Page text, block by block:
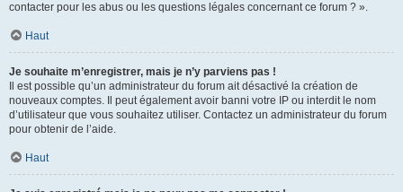
contacter pour les abus ou les questions légales concernant ce forum ? ».
Haut
Je souhaite m’enregistrer, mais je n’y parviens pas !
Il est possible qu’un administrateur du forum ait désactivé la création de
nouveaux comptes. Il peut également avoir banni votre IP ou interdit le nom
d’utilisateur que vous souhaitez utiliser. Contactez un administrateur du forum
pour obtenir de l’aide.
Haut